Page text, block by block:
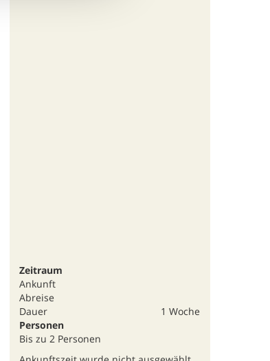
Zeitraum
Ankunft
Abreise
Dauer
1 Woche
Personen
Bis zu 2 Personen